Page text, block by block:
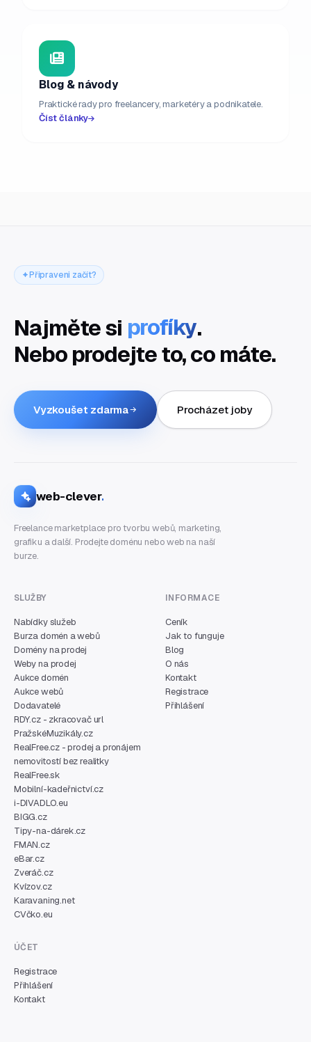
Blog & návody
Praktické rady pro freelancery, marketéry a podnikatele.
Číst články
Připraveni začít?
Najměte si profíky.
Nebo prodejte to, co máte.
Vyzkoušet zdarma Procházet joby
web-clever.
Freelance marketplace pro tvorbu webů, marketing,
grafiku a další. Prodejte doménu nebo web na naší
burze.
SLUŽBY
Nabídky služeb
Burza domén a webů
Domény na prodej
Weby na prodej
Aukce domén
Aukce webů
Dodavatelé
RDY.cz - zkracovač url
PražskéMuzikály.cz
RealFree.cz - prodej a pronájem
nemovitostí bez realitky
RealFree.sk
Mobilní-kadeřnictví.cz
i-DIVADLO.eu
BIGG.cz
Tipy-na-dárek.cz
FMAN.cz
eBar.cz
Zveráč.cz
Kvízov.cz
Karavaning.net
CVčko.eu
INFORMACE
Ceník
Jak to funguje
Blog
O nás
Kontakt
Registrace
Přihlášení
ÚČET
Registrace
Přihlášení
Kontakt